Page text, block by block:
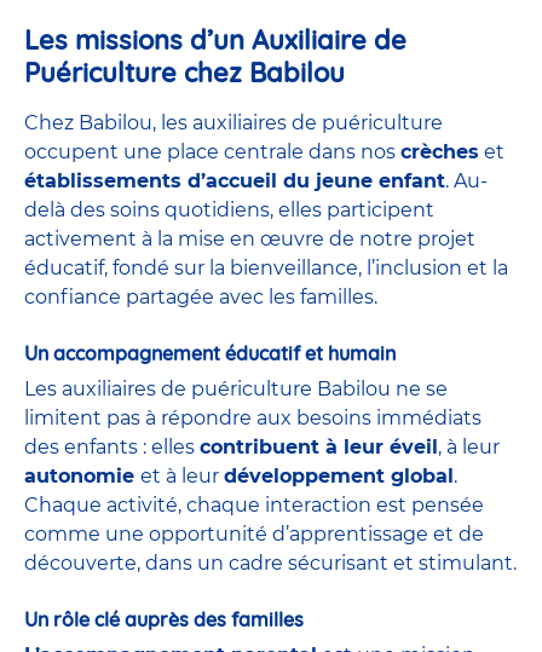
Les missions d’un Auxiliaire de
Puériculture chez Babilou
Chez Babilou, les auxiliaires de puériculture
occupent une place centrale dans nos crèches et
établissements d’accueil du jeune enfant. Au-
delà des soins quotidiens, elles participent
activement à la mise en œuvre de notre projet
éducatif, fondé sur la bienveillance, l’inclusion et la
confiance partagée avec les familles.
Un accompagnement éducatif et humain
Les auxiliaires de puériculture Babilou ne se
limitent pas à répondre aux besoins immédiats
des enfants : elles contribuent à leur éveil , à leur
autonomie et à leur développement global .
Chaque activité, chaque interaction est pensée
comme une opportunité d’apprentissage et de
découverte, dans un cadre sécurisant et stimulant.
Un rôle clé auprès des familles